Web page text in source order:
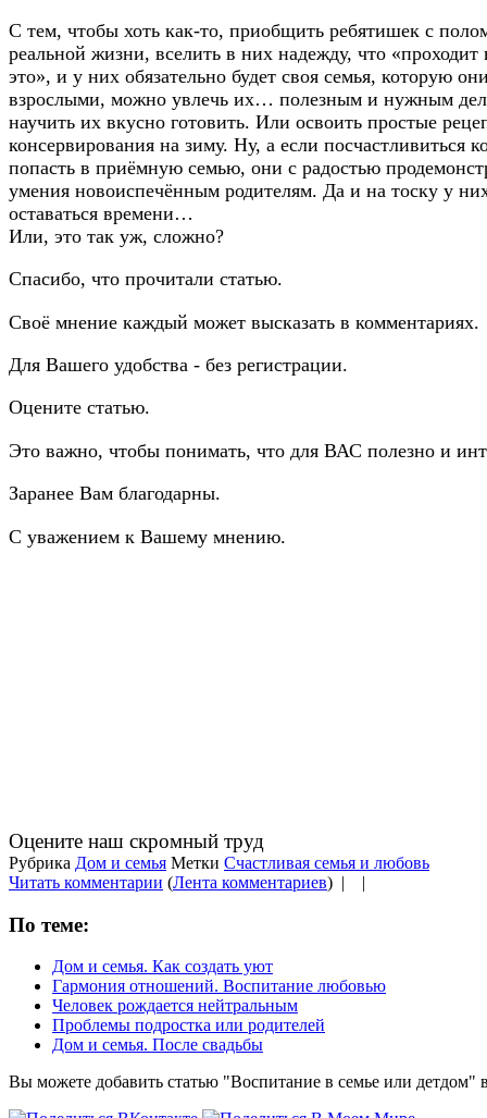
С тем, чтобы хоть как-то, приобщить ребятишек с
реальной жизни, вселить в них надежду, что «проходит
это», и у них обязательно будет своя семья, которую
взрослыми, можно увлечь их… полезным и нужным
научить их вкусно готовить. Или освоить простые
консервирования на зиму. Ну, а если посчастливиться
попасть в приёмную семью, они с радостью
умения новоиспечённым родителям. Да и на тоску у
оставаться времени…
Или, это так уж, сложно?
Спасибо, что прочитали статью.
Своё мнение каждый может высказать в комментариях.
Для Вашего удобства - без регистрации.
Оцените статью.
Это важно, чтобы понимать, что для ВАС полезно и
Заранее Вам благодарны.
С уважением к Вашему мнению.
Оцените наш скромный труд
Рубрика Дом и семья Метки Счастливая семья и любовь
Читать комментарии (Лента комментариев) | |
По теме:
Дом и семья. Как создать уют
Гармония отношений. Воспитание любовью
Человек рождается нейтральным
Проблемы подростка или родителей
Дом и семья. После свадьбы
Вы можете добавить статью "Воспитание в семье или детдом"